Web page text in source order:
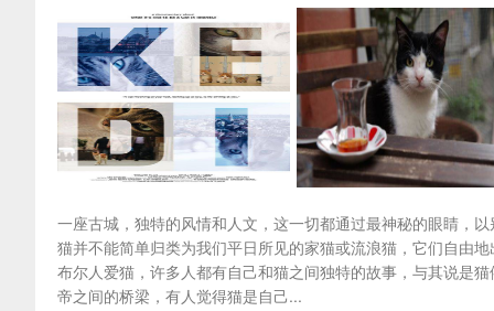
一座古城，独特的风情和人文，这一切都通过最神秘的眼睛
猫并不能简单归类为我们平日所见的家猫或流浪猫，它们自由
布尔人爱猫，许多人都有自己和猫之间独特的故事，与其说是
帝之间的桥梁，有人觉得猫是自己...